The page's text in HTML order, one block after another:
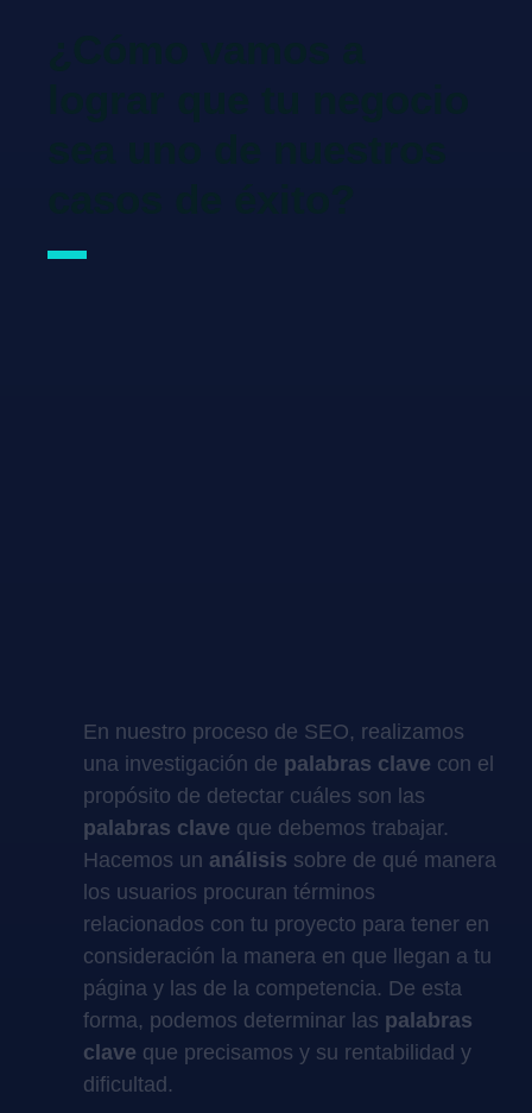
En nuestro proceso de SEO, realizamos
una investigación de palabras clave con el
propósito de detectar cuáles son las
palabras clave que debemos trabajar.
Hacemos un análisis sobre de qué manera
los usuarios procuran términos
relacionados con tu proyecto para tener en
consideración la manera en que llegan a tu
página y las de la competencia. De esta
forma, podemos determinar las palabras
clave que precisamos y su rentabilidad y
dificultad.